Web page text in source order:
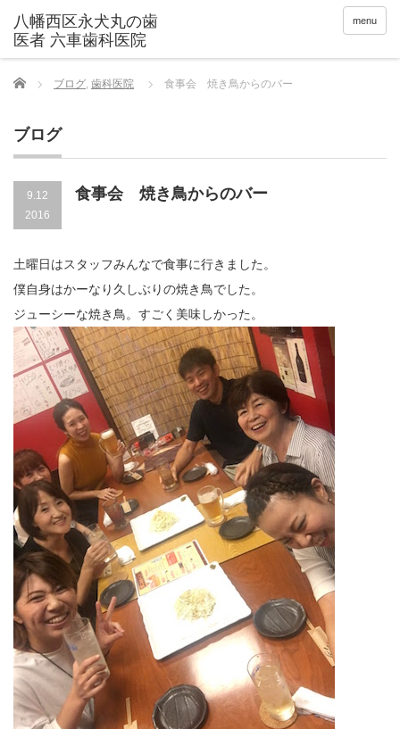
menu
Home ブログ, 歯科医院 食事会 焼き鳥からのバー
ブログ
9.12
2016
食事会 焼き鳥からのバー
土曜日はスタッフみんなで食事に行きました。
僕自身はかーなり久しぶりの焼き鳥でした。
ジューシーな焼き鳥。すごく美味しかった。